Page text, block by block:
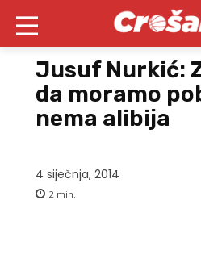
Jusuf Nurkić:
da moramo
nema alibija
4 siječnja, 2014
2 min.